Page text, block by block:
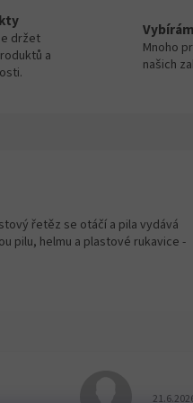
držet
a
Mnoho
našich
řetěz se otáčí a pila vydává
pilu, helmu a plastové rukavice -